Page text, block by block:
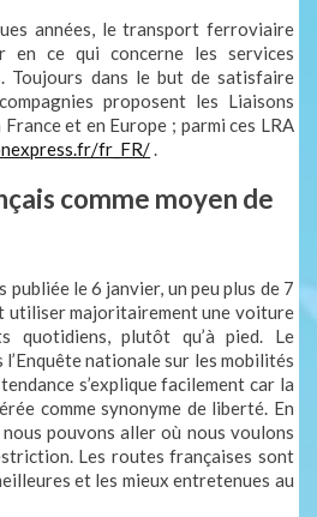
années, le transport ferroviaire
en ce qui concerne les services
Toujours dans le but de satisfaire
proposent les Liaisons
et en Europe ; parmi ces LRA
fr_FR/.
comme moyen de
publiée le 6 janvier, un peu plus de 7
utiliser majoritairement une voiture
quotidiens, plutôt qu’à pied. Le
nationale sur les mobilités
s’explique facilement car la
comme synonyme de liberté. En
pouvons aller où nous voulons
Les routes françaises sont
et les mieux entretenues au